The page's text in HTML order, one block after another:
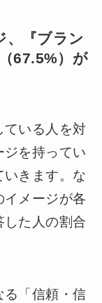
、『ブラン
67.5%）が
ている人を対
を持ってい
いきます。な
イメージが各
した人の割合
る「信頼・信